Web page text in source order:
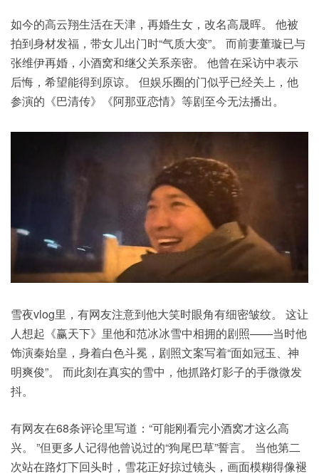
如今的高云翔生活在天津，再婚生女，改名高晟晖。 他被
拍到身材发福，带女儿出门时“气质大变”。 而前妻董璇已与
张维伊再婚，小酒窝和继父关系亲密。 他曾在采访中表示
后悔，希望能得到原谅。 但娱乐圈的门似乎已经关上，他
参演的《巴清传》《阿那亚恋情》等剧至今无法播出。
雪夜vlog里，有网友注意到他大笑时眼角有细密皱纹。 这让
人想起《赢天下》里他和范冰冰雪中相拥的剧照——当时他
饰演秦始皇，身着白色斗冕，剧照文案写着“面如冠玉、神
明爽俊”。 而此刻在真实的雪中，他抓路灯影子的手微微发
抖。
有网友在68条评论里写道：“可能刚看完小酒窝才这么高
兴。 ”但更多人记得他曾说过的“狗尾巴草”誓言。 当他第二
次站在路灯下回头时，雪花正好掠过镜头，画面模糊得像褪